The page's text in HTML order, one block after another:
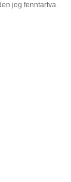
jog fenntartva.